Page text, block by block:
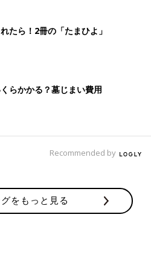
たら！2冊の「たまひよ」
らかかる？墓じまい費用
Recommended by
をもっと見る